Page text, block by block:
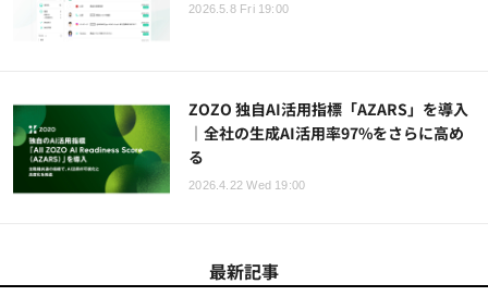
2026.5.8 Fri 19:00
ZOZO 独自AI活用指標「AZARS」を導入
｜全社の生成AI活用率97%をさらに高め
る
2026.4.22 Wed 19:00
最新記事